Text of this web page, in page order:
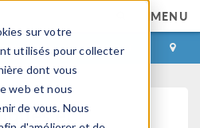
sur votre
utilisés pour collecter
dont vous
web et nous
de vous. Nous
MENU
CONTACT
et